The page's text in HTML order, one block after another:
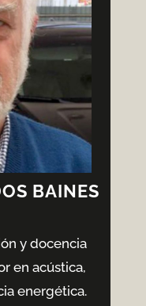
BAINES
y docencia
en acústica,
energética.